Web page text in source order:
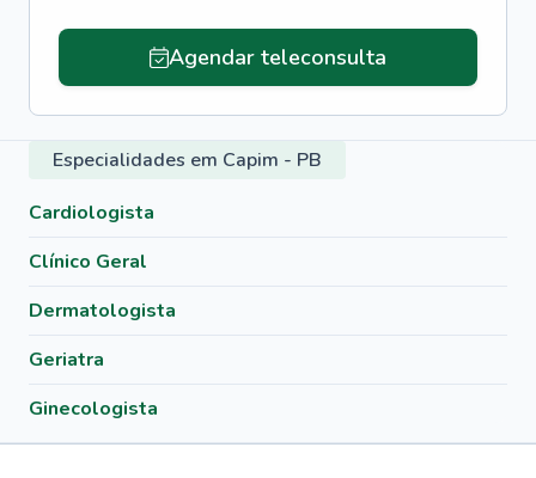
Agendar teleconsulta
Especialidades em Capim - PB
Cardiologista
Clínico Geral
Dermatologista
Geriatra
Ginecologista